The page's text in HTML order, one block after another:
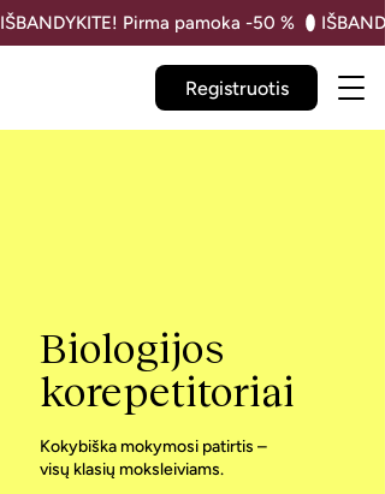
Registruotis
IŠBANDYKITE! Pirma pamoka -50 %
Biologijos
korepetitoriai
Kokybiška mokymosi patirtis –
visų klasių moksleiviams.